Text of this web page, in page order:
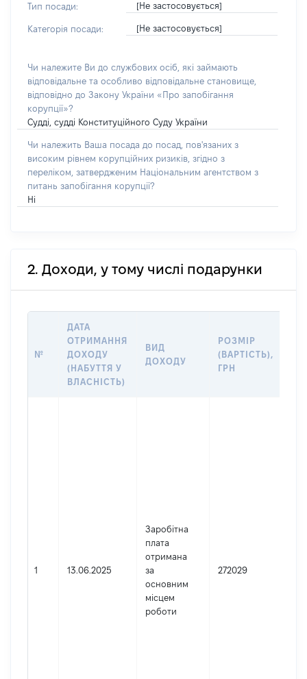
Тип посади: [Не застосовується]
Категорія посади: [Не застосовується]
Чи належите Ви до службових осіб, які займають
відповідальне та особливо відповідальне становище,
відповідно до Закону України «Про запобігання
корупції»?
Судді, судді Конституційного Суду України
Чи належить Ваша посада до посад, пов'язаних з
високим рівнем корупційних ризиків, згідно з
переліком, затвердженим Національним агентством з
питань запобігання корупції?
Ні
2. Доходи, у тому числі подарунки
№
ДАТА
ОТРИМАННЯ
ДОХОДУ
(НАБУТТЯ У
ВЛАСНІСТЬ)
ВИД
ДОХОДУ
РОЗМІР
(ВАРТІСТЬ),
ГРН
1 13.06.2025
Заробітна
плата
отримана
за
основним
місцем
роботи
272029